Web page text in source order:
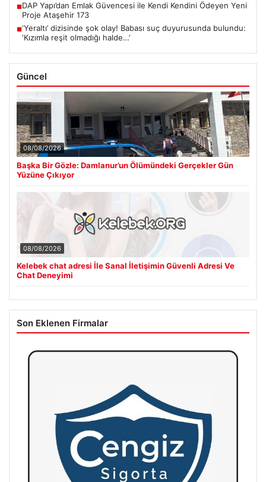
■DAP Yapı’dan Emlak Güvencesi ile Kendi Kendini Ödeyen Yeni
Proje Ataşehir 173
■‘Yeraltı’ dizisinde şok olay! Babası suç duyurusunda bulundu:
‘Kızımla reşit olmadığı halde…’
Güncel
08/08/2026
Başka Bir Gözle: Damlanur’un Ölümündeki Gerçekler Gün
Yüzüne Çıkıyor
08/08/2026
Kelebek chat adresi İle Sanal İletişimin Güvenli Adresi Ve
Chat Deneyimi
Son Eklenen Firmalar